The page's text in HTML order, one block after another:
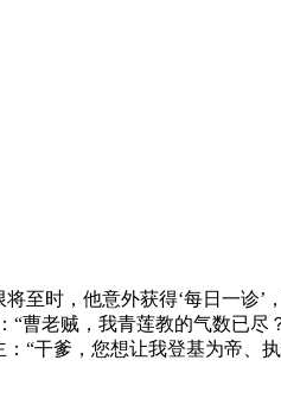
至时，他意外获得‘每日一诊’
曹老贼，我青莲教的气数已尽
“干爹，您想让我登基为帝、